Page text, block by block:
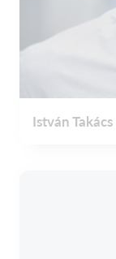
István Takács